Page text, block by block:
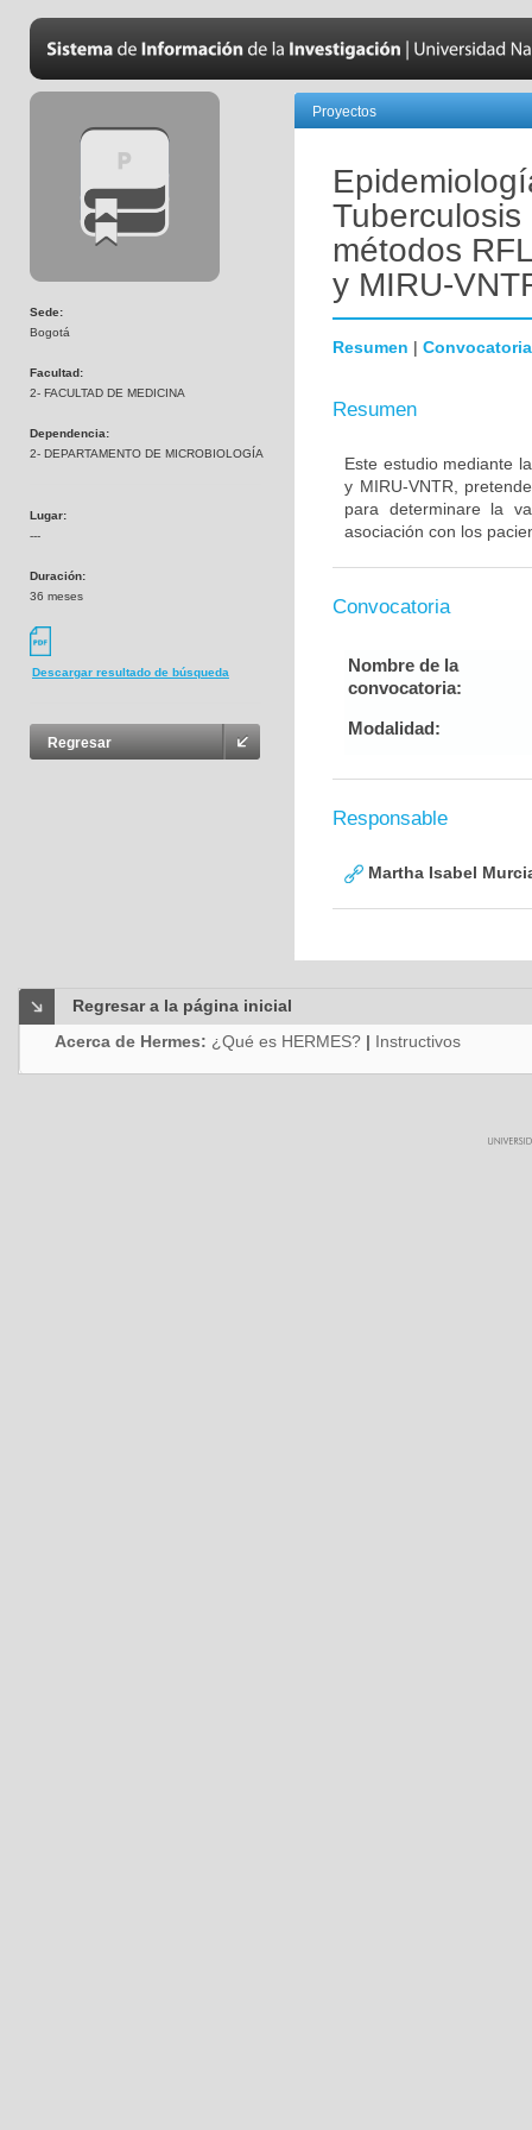
Sede:
Bogotá
Facultad:
2- FACULTAD DE MEDICINA
Dependencia:
2- DEPARTAMENTO DE MICROBIOLOGÍA
Lugar:
---
Duración:
36 meses
Descargar resultado de búsqueda
Regresar
Proyectos
métodos
y MIRU-
Resumen | Convocatoria
Resumen
Este estudio mediante
y MIRU-VNTR,
para determinare la
asociación con los
Convocatoria
Nombre de la
convocatoria:
Modalidad:
Responsable
Martha Isabel
Regresar a la página inicial
Acerca de Hermes: ¿Qué es HERMES? | Instructivos